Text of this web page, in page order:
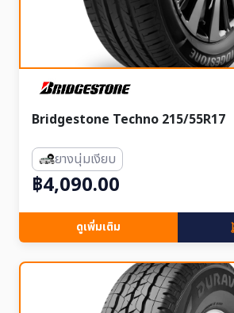
Bridgestone Techno 215/55R17
ยางนุ่มเงียบ
฿4,090.00
ดูเพิ่มเติม